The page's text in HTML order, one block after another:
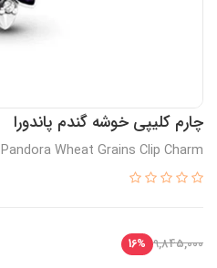
چارم کلیپی خوشه گندم پاندورا
Pandora Wheat Grains Clip Charm
9,845,000
16%